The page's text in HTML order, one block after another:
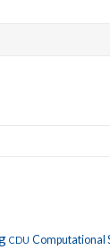
CDU Computational